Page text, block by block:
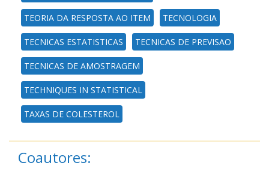
TEORIA DA RESPOSTA AO ITEM TECNOLOGIA
TECNICAS ESTATISTICAS TECNICAS DE PREVISAO
TECNICAS DE AMOSTRAGEM
TECHNIQUES IN STATISTICAL
TAXAS DE COLESTEROL
Coautores: